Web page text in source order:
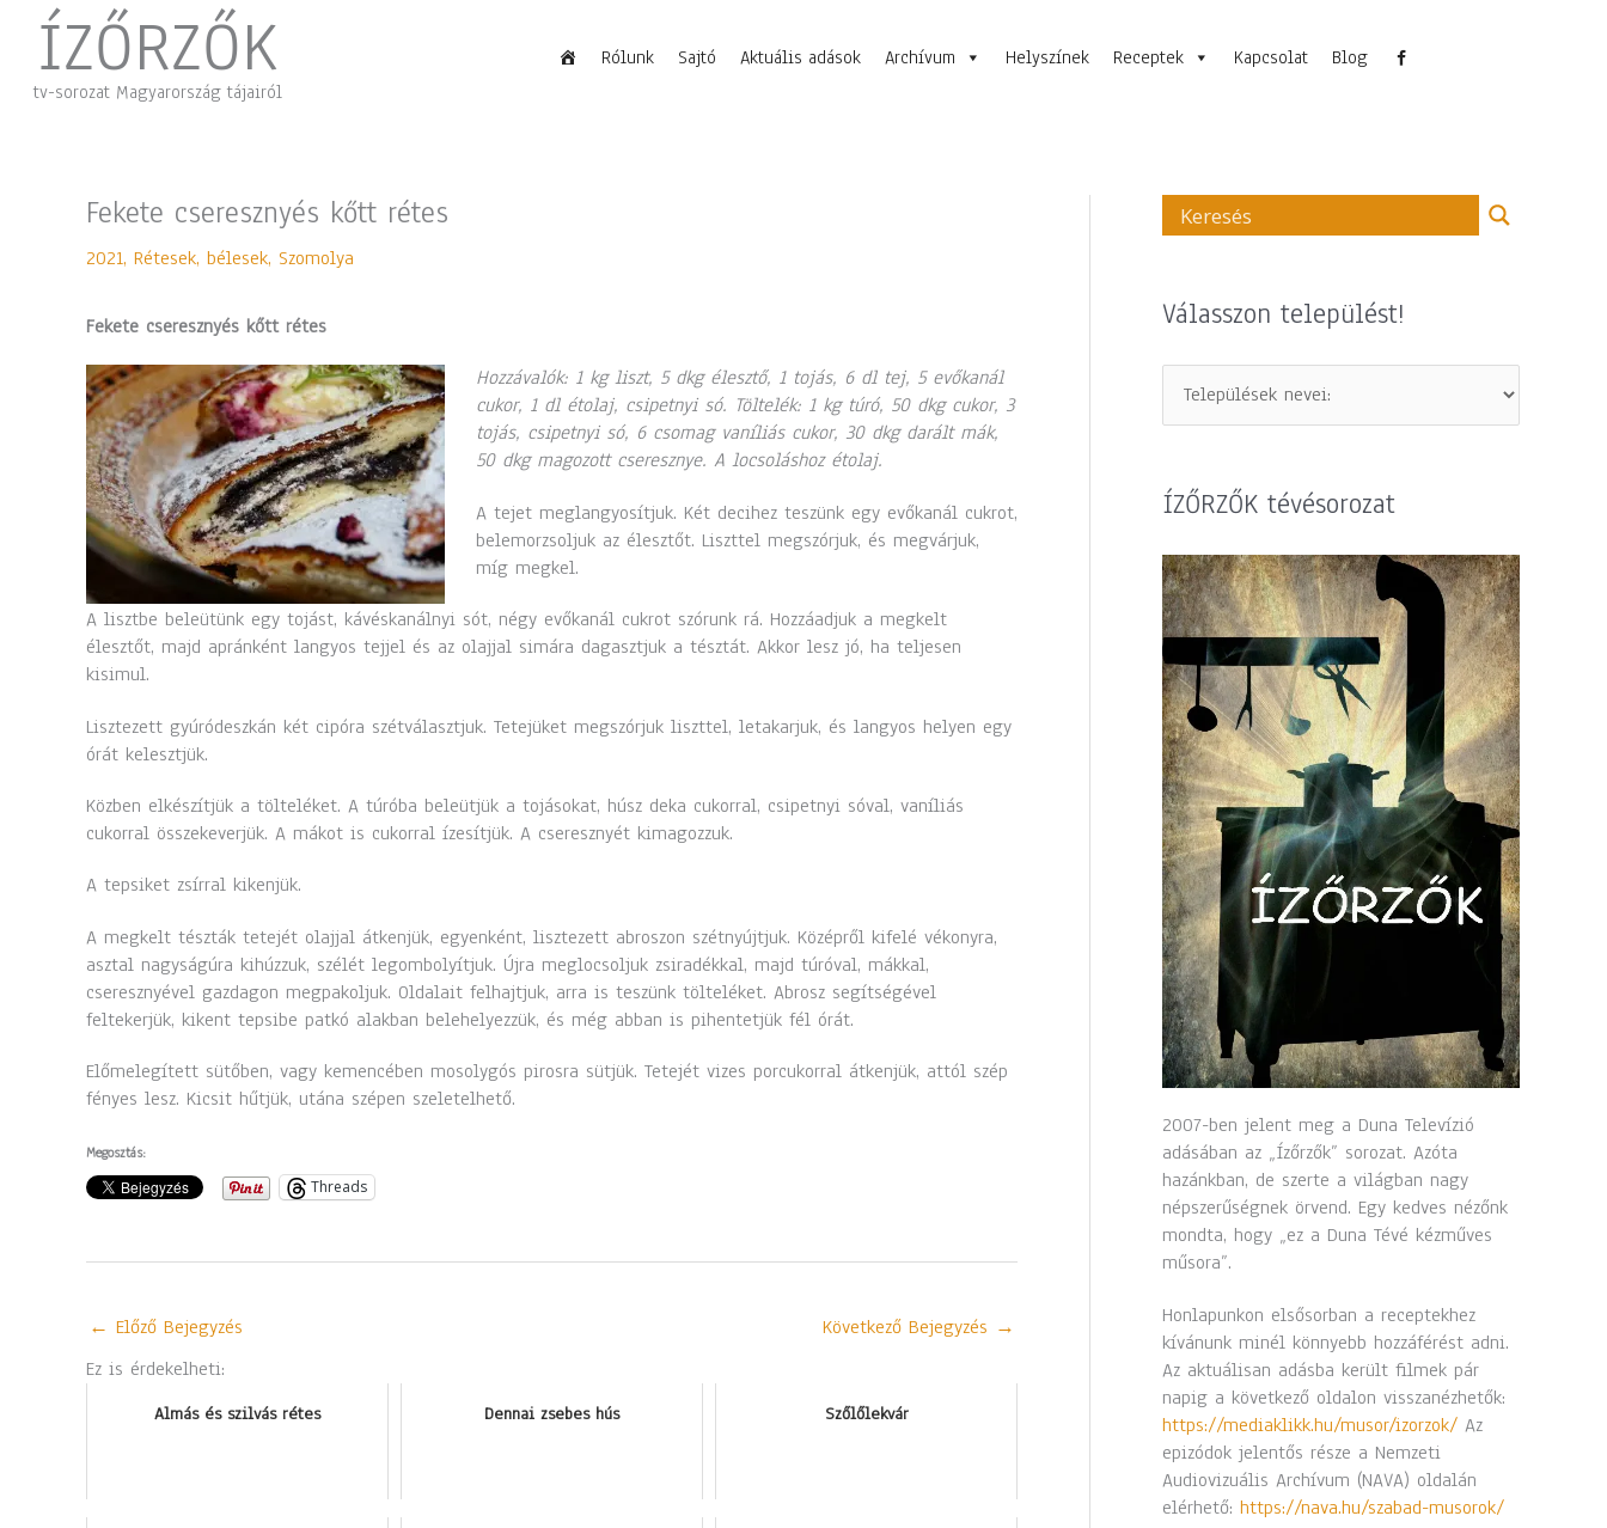
contentÍZŐRZŐK
tv-sorozat Magyarország tájairól
Rólunk Sajtó Aktuális adások Archívum Helyszínek Receptek Kapcsolat Blog
Fekete cseresznyés kőtt rétes
2021, Rétesek, bélesek, Szomolya
Fekete cseresznyés kőtt rétes
Hozzávalók: 1 kg liszt, 5 dkg élesztő, 1 tojás, 6 dl tej, 5 evőkanál
cukor, 1 dl étolaj, csipetnyi só. Töltelék: 1 kg túró, 50 dkg cukor, 3
tojás, csipetnyi só, 6 csomag vaníliás cukor, 30 dkg darált mák,
50 dkg magozott cseresznye. A locsoláshoz étolaj.
A tejet meglangyosítjuk. Két decihez teszünk egy evőkanál cukrot,
belemorzsoljuk az élesztőt. Liszttel megszórjuk, és megvárjuk,
míg megkel.
A lisztbe beleütünk egy tojást, kávéskanálnyi sót, négy evőkanál cukrot szórunk rá. Hozzáadjuk a megkelt
élesztőt, majd apránként langyos tejjel és az olajjal simára dagasztjuk a tésztát. Akkor lesz jó, ha teljesen
kisimul.
Lisztezett gyúródeszkán két cipóra szétválasztjuk. Tetejüket megszórjuk liszttel, letakarjuk, és langyos helyen egy
órát kelesztjük.
Közben elkészítjük a tölteléket. A túróba beleütjük a tojásokat, húsz deka cukorral, csipetnyi sóval, vaníliás
cukorral összekeverjük. A mákot is cukorral ízesítjük. A cseresznyét kimagozzuk.
A tepsiket zsírral kikenjük.
A megkelt tészták tetejét olajjal átkenjük, egyenként, lisztezett abroszon szétnyújtjuk. Középről kifelé vékonyra,
asztal nagyságúra kihúzzuk, szélét legombolyítjuk. Újra meglocsoljuk zsiradékkal, majd túróval, mákkal,
cseresznyével gazdagon megpakoljuk. Oldalait felhajtjuk, arra is teszünk tölteléket. Abrosz segítségével
feltekerjük, kikent tepsibe patkó alakban belehelyezzük, és még abban is pihentetjük fél órát.
Előmelegített sütőben, vagy kemencében mosolygós pirosra sütjük. Tetejét vizes porcukorral átkenjük, attól szép
fényes lesz. Kicsit hűtjük, utána szépen szeletelhető.
Megosztás:
Threads
← Előző Bejegyzés Következő Bejegyzés →
Ez is érdekelheti:
Almás és szilvás rétes Dennai zsebes hús Szőlőlekvár
Válasszon települést!
ÍZŐRZŐK tévésorozat
2007-ben jelent meg a Duna Televízió
adásában az „Ízőrzők” sorozat. Azóta
hazánkban, de szerte a világban nagy
népszerűségnek örvend. Egy kedves nézőnk
mondta, hogy „ez a Duna Tévé kézműves
műsora”.
Honlapunkon elsősorban a receptekhez
kívánunk minél könnyebb hozzáférést adni.
Az aktuálisan adásba került filmek pár
napig a következő oldalon visszanézhetők:
https://mediaklikk.hu/musor/izorzok/ Az
epizódok jelentős része a Nemzeti
Audiovizuális Archívum (NAVA) oldalán
elérhető: https://nava.hu/szabad-musorok/